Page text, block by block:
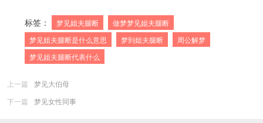
标签： 梦见姐夫腿断
做梦梦见姐夫腿断
梦见姐夫腿断是什么意思
梦到姐夫腿断
周公解梦
梦见姐夫腿断代表什么
上一篇
梦见大伯母
下一篇
梦见女性同事